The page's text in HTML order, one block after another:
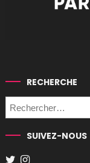
RECHERCHE
SUIVEZ-NOUS